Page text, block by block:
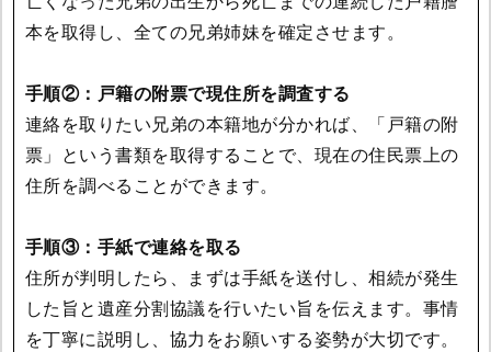
本を取得し、全ての兄弟姉妹を確定させます。
手順②：戸籍の附票で現住所を調査する
連絡を取りたい兄弟の本籍地が分かれば、「戸籍の附
票」という書類を取得することで、現在の住民票上の
住所を調べることができます。
手順③：手紙で連絡を取る
住所が判明したら、まずは手紙を送付し、相続が発生
した旨と遺産分割協議を行いたい旨を伝えます。事情
を丁寧に説明し、協力をお願いする姿勢が大切です。